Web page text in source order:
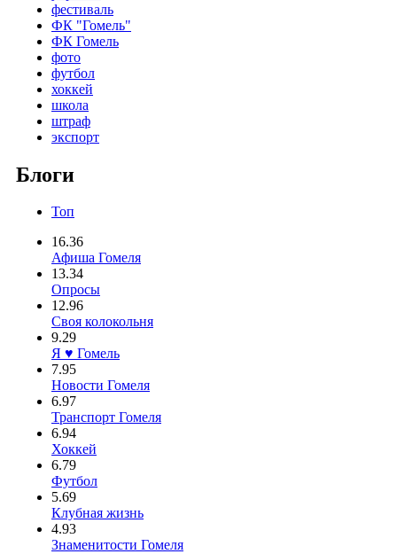
фестиваль
ФК "Гомель"
ФК Гомель
фото
футбол
хоккей
школа
штраф
экспорт
Блоги
Топ
16.36
Афиша Гомеля
13.34
Опросы
12.96
Своя колокольня
9.29
Я ♥ Гомель
7.95
Новости Гомеля
6.97
Транспорт Гомеля
6.94
Хоккей
6.79
Футбол
5.69
Клубная жизнь
4.93
Знаменитости Гомеля